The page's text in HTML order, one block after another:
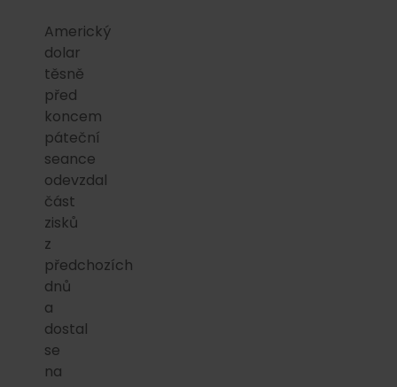
Americký
dolar
těsně
před
koncem
páteční
seance
odevzdal
část
zisků
z
předchozích
dnů
a
dostal
se
na